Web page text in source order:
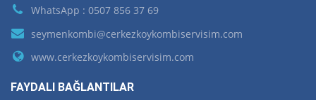
WhatsApp : 0507 856 37 69
seymenkombi@cerkezkoykombiservisim.com
www.cerkezkoykombiservisim.com
FAYDALI BAĞLANTILAR